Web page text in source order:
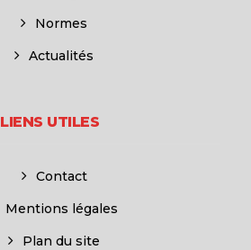
Normes
Actualités
LIENS UTILES
Contact
Mentions légales
Plan du site